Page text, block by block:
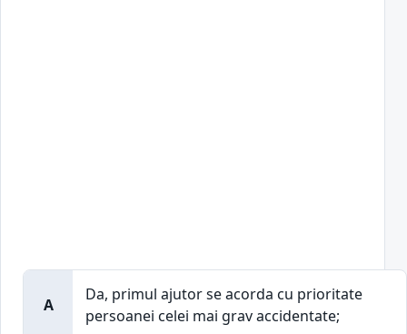
A
Da, primul ajutor se acorda cu prioritate
persoanei celei mai grav accidentate;